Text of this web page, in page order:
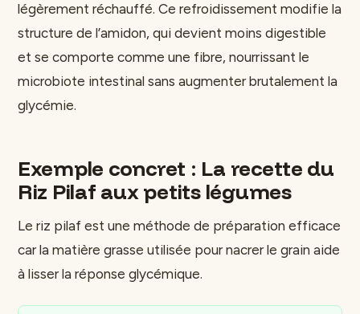
légèrement réchauffé. Ce refroidissement modifie la
structure de l’amidon, qui devient moins digestible
et se comporte comme une fibre, nourrissant le
microbiote intestinal sans augmenter brutalement la
glycémie.
Exemple concret : La recette du
Riz Pilaf aux petits légumes
Le riz pilaf est une méthode de préparation efficace
car la matière grasse utilisée pour nacrer le grain aide
à lisser la réponse glycémique.